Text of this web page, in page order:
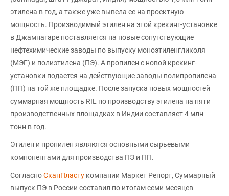
этилена в год, а также уже вывела ее на проектную
мощность. Производимый этилен на этой крекинг-установке
в Джамнагаре поставляется на новые сопутствующие
нефтехимические заводы по выпуску моноэтиленгликоля
(МЭГ) и полиэтилена (ПЭ). А пропилен с новой крекинг-
установки подается на действующие заводы полипропилена
(ПП) на той же площадке. После запуска новых мощностей
суммарная мощность RIL по производству этилена на пяти
производственных площадках в Индии составляет 4 млн
тонн в год.
Этилен и пропилен являются основными сырьевыми
компонентами для производства ПЭ и ПП.
СогласноСканПласту компании Маркет Репорт, Суммарный
выпуск ПЭ в России составил по итогам семи месяцев